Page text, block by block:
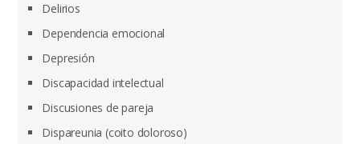
Delirios
Dependencia emocional
Depresión
Discapacidad intelectual
Discusiones de pareja
Dispareunia (coito doloroso)